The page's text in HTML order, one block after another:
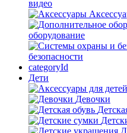
видео
оборудование
безопасности
categoryId
Дети
Девочки